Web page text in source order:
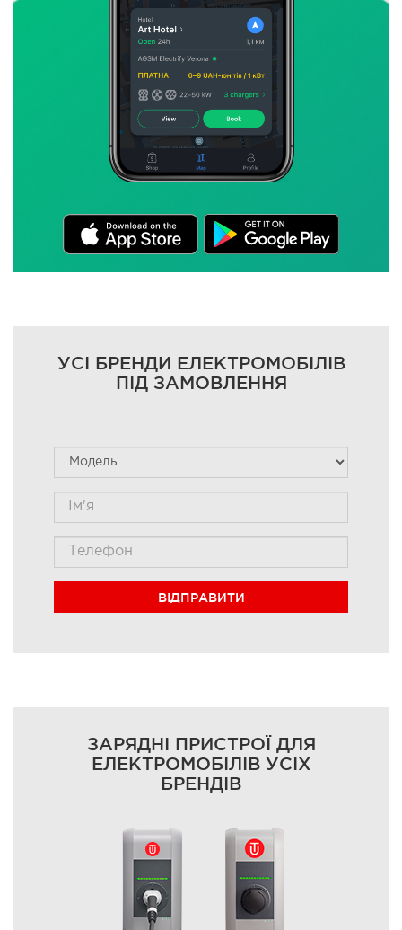
УСІ БРЕНДИ ЕЛЕКТРОМОБІЛІВ
ПІД ЗАМОВЛЕННЯ
ВІДПРАВИТИ
ЗАРЯДНІ ПРИСТРОЇ ДЛЯ
ЕЛЕКТРОМОБІЛІВ УСІХ
БРЕНДІВ